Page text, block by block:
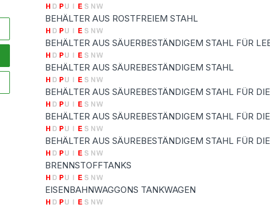
BEHÄLTER AUS ROSTFREIEM STAHL
BEHÄLTER AUS SÄUERBESTÄNDIGEM STAHL FÜR
BEHÄLTER AUS SÄUREBESTÄNDIGEM STAHL
BEHÄLTER AUS SÄUREBESTÄNDIGEM STAHL FÜR
BEHÄLTER AUS SÄUREBESTÄNDIGEM STAHL FÜR
BEHÄLTER AUS SÄUREBESTÄNDIGEM STAHL FÜR
BRENNSTOFFTANKS
EISENBAHNWAGGONS TANKWAGEN